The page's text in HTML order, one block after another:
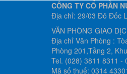
CÔNG TY CỔ PHẦN
Địa chỉ: 29/03 Đô Đốc
VĂN PHÒNG GIAO
Địa chỉ Văn Phòng :
Phòng 201,Tầng 2,
Tel. (028) 3811 8311 -
Mã số thuế: 0314